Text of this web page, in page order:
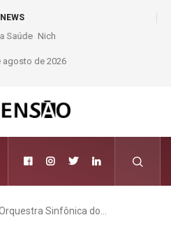
NEWS
lojas e presença entre os maiores
de construção do Brasil
agosto de 2026
Sinfônica do…